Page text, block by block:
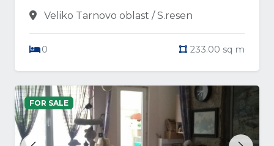
Veliko Tarnovo oblast / S.resen
0 233.00 sq m
FOR SALE